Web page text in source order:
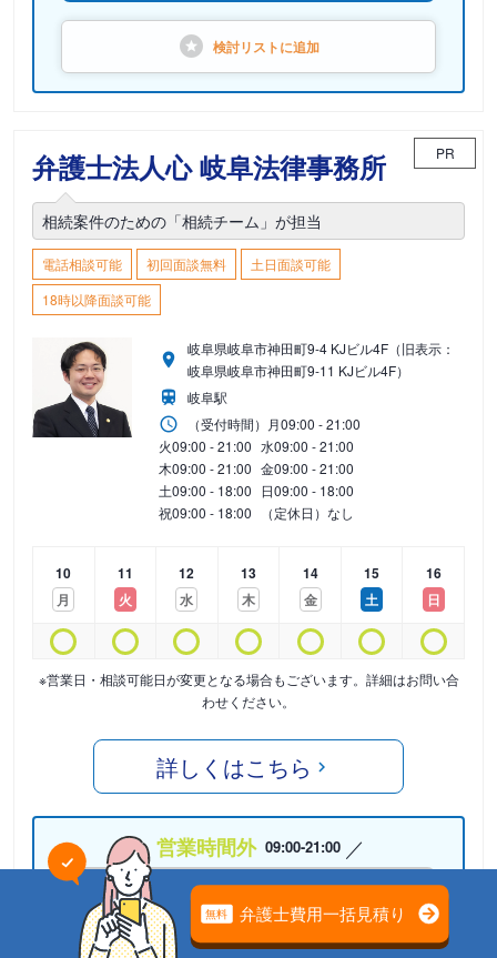
検討リストに追加
弁護士法人心 岐阜法律事務所 PR
相続案件のための「相続チーム」が担当
電話相談可能 初回面談無料
土日面談可能
18時以降面談可能
岐阜県岐阜市神田町9-4 KJビル4F（旧表示：
岐阜県岐阜市神田町9-11 KJビル4F）
岐阜駅
（受付時間） 月09:00 - 21:00
火09:00 - 21:00 水09:00 - 21:00
木09:00 - 21:00 金09:00 - 21:00
土09:00 - 18:00 日09:00 - 18:00
祝09:00 - 18:00 （定休日）なし
10
月
11
火
12
水
13
木
14
金
15
土
16
日
※営業日・相談可能日が変更となる場合もございます。詳細はお問い合
わせください。
詳しくはこちら
営業時間外 09:00-21:00
05075865456
24時間受付中